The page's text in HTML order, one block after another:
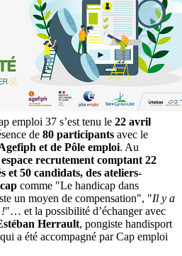
emploi 37 s’est tenu le 22 avril
de 80 participants avec le
et de Pôle emploi. Au
recrutement comptant 22
et 50 candidats, des ateliers-
comme "Le handicap dans
un moyen de compensation", "Il y a
!"… et la possibilité d’échanger avec
Herrault, pongiste handisport
a été accompagné par Cap emploi